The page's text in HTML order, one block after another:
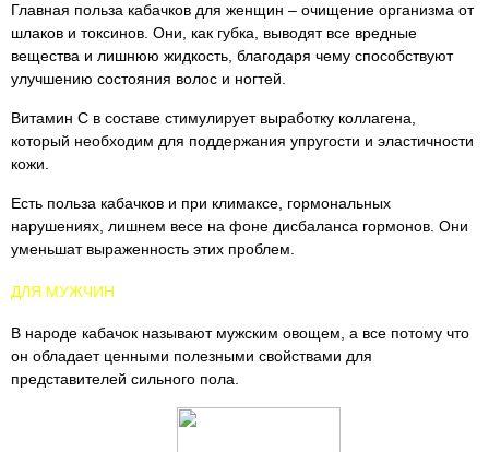
Главная польза кабачков для женщин – очищение организма от
шлаков и токсинов. Они, как губка, выводят все вредные
вещества и лишнюю жидкость, благодаря чему способствуют
улучшению состояния волос и ногтей.
Витамин С в составе стимулирует выработку коллагена,
который необходим для поддержания упругости и эластичности
кожи.
Есть польза кабачков и при климаксе, гормональных
нарушениях, лишнем весе на фоне дисбаланса гормонов. Они
уменьшат выраженность этих проблем.
ДЛЯ МУЖЧИН
В народе кабачок называют мужским овощем, а все потому что
он обладает ценными полезными свойствами для
представителей сильного пола.